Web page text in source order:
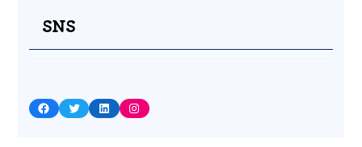
SNS
Facebook Twitter LinkedIn Instagram